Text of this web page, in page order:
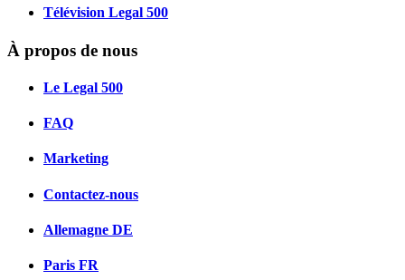
Télévision Legal 500
À propos de nous
Le Legal 500
FAQ
Marketing
Contactez-nous
Allemagne DE
Paris FR